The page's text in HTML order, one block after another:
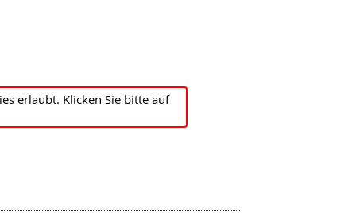
erlaubt. Klicken Sie bitte auf